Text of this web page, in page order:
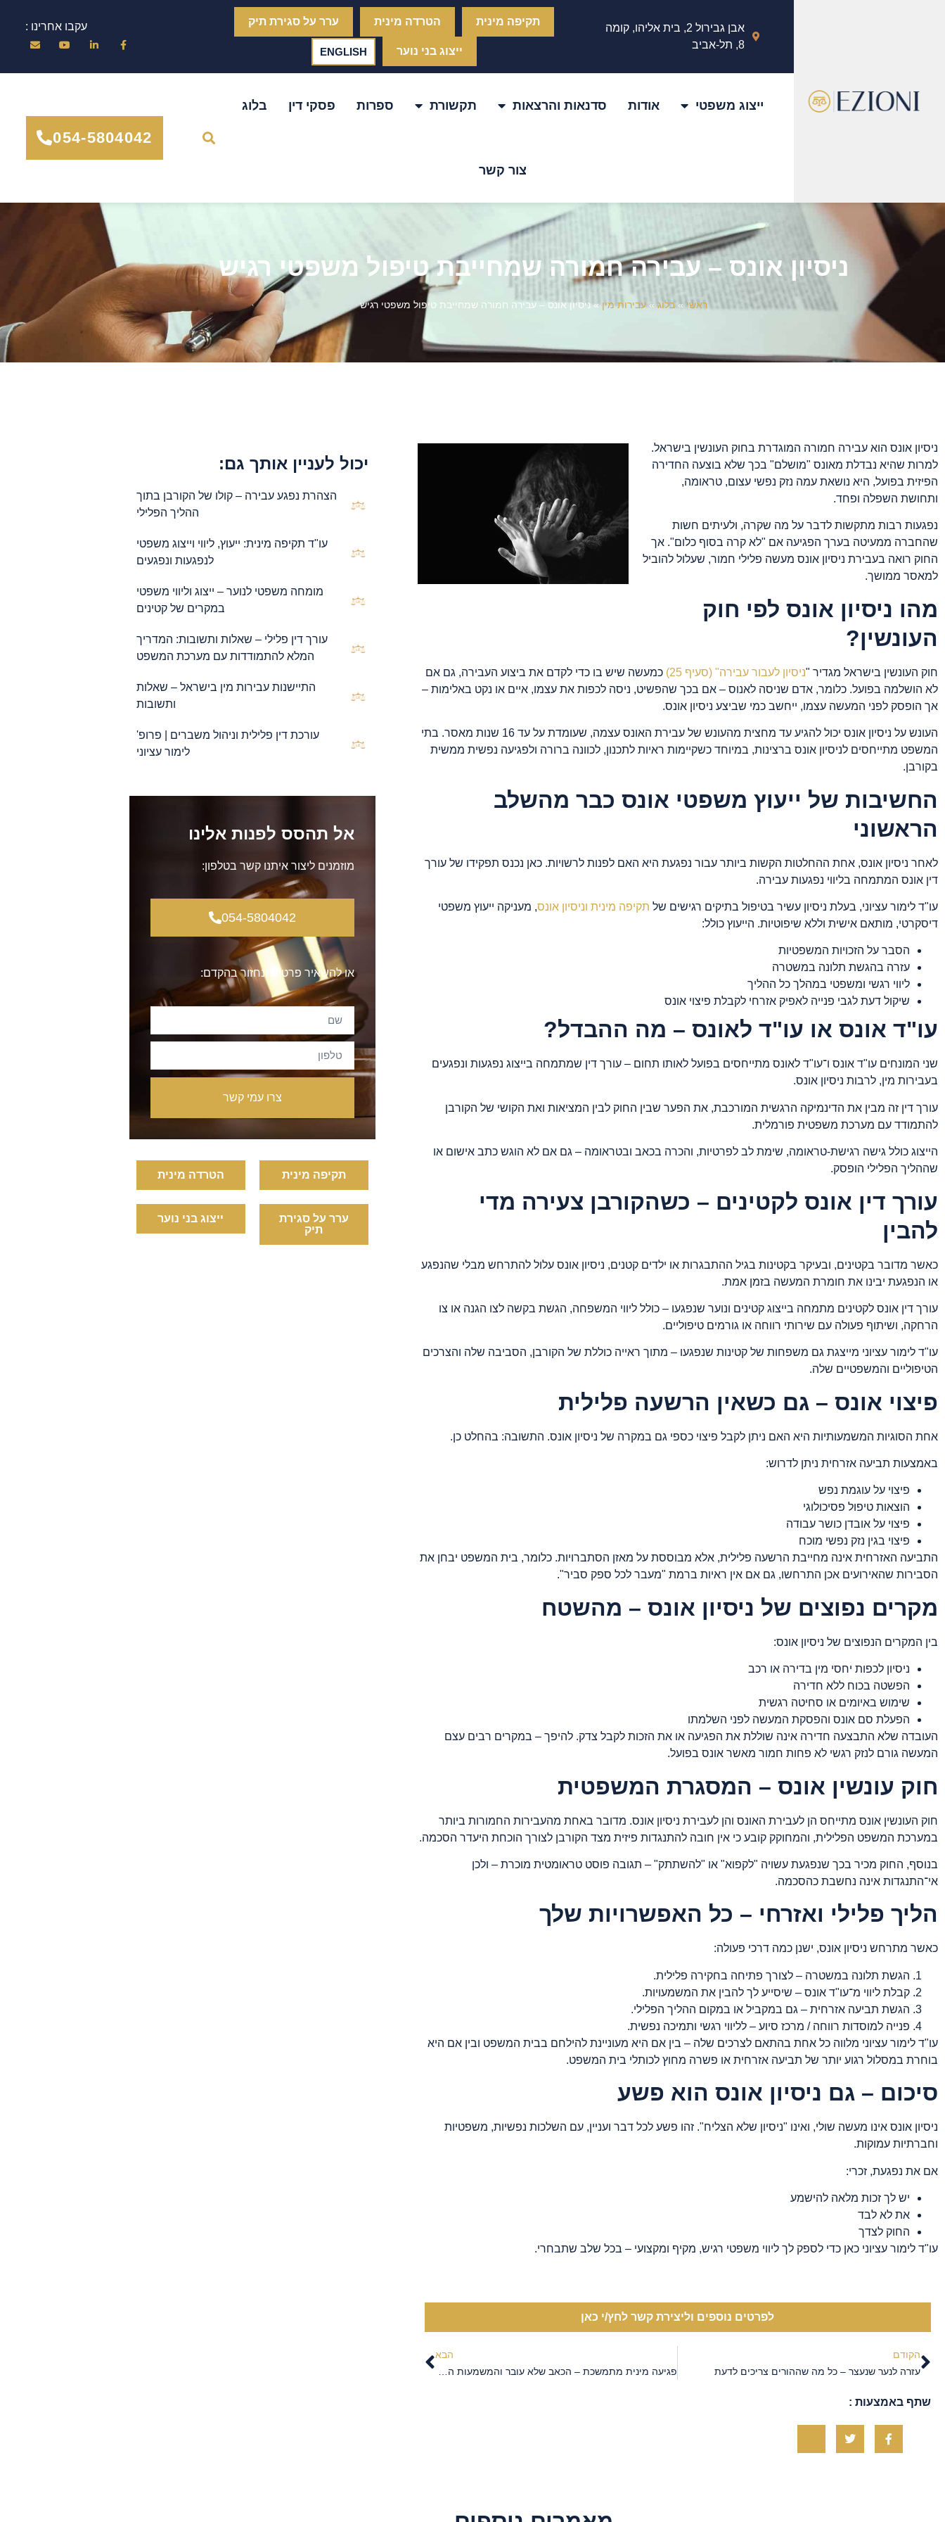
אבן גבירול 2, בית אליהו, קומה
8, תל-אביב
תקיפה מינית הטרדה מינית ערר על סגירת תיק
ייצוג בני נוער ENGLISH
עקבו אחרינו :
ייצוג משפטי אודות סדנאות והרצאות תקשורת ספרות פסקי דין בלוג
צור קשר
054-5804042
ניסיון אונס – עבירה חמורה שמחייבת טיפול משפטי רגיש
ראשי» בלוג » עבירות מין »ניסיון אונס – עבירה חמורה שמחייבת טיפול משפטי רגיש
ניסיון אונס הוא עבירה חמורה המוגדרת בחוק העונשין בישראל.
למרות שהיא נבדלת מאונס "מושלם" בכך שלא בוצעה החדירה
הפיזית בפועל, היא נושאת עמה נזק נפשי עצום, טראומה,
ותחושת השפלה ופחד.
נפגעות רבות מתקשות לדבר על מה שקרה, ולעיתים חשות
שהחברה ממעיטה בערך הפגיעה אם "לא קרה בסוף כלום". אך
החוק רואה בעבירת ניסיון אונס מעשה פלילי חמור, שעלול להוביל
למאסר ממושך.
מהו ניסיון אונס לפי חוק
העונשין?
חוק העונשין בישראל מגדיר "ניסיון לעבור עבירה" (סעיף 25)
כמעשה שיש בו כדי לקדם את ביצוע העבירה, גם אם
לא הושלמה בפועל. כלומר, אדם שניסה לאנוס – אם בכך שהפשיט, ניסה לכפות את עצמו, איים או נקט באלימות –
אך הופסק לפני המעשה עצמו, ייחשב כמי שביצע ניסיון אונס.
העונש על ניסיון אונס יכול להגיע עד מחצית מהעונש של עבירת האונס עצמה, שעומדת על עד 16 שנות מאסר. בתי
המשפט מתייחסים לניסיון אונס ברצינות, במיוחד כשקיימות ראיות לתכנון, לכוונה ברורה ולפגיעה נפשית ממשית
בקורבן.
החשיבות של ייעוץ משפטי אונס כבר מהשלב
הראשוני
לאחר ניסיון אונס, אחת ההחלטות הקשות ביותר עבור נפגעת היא האם לפנות לרשויות. כאן נכנס תפקידו של עורך
דין אונס המתמחה בליווי נפגעות עבירה.
עו"ד לימור עציוני, בעלת ניסיון עשיר בטיפול בתיקים רגישים של תקיפה מינית וניסיון אונס, מעניקה ייעוץ משפטי
דיסקרטי, מותאם אישית וללא שיפוטיות. הייעוץ כולל:
הסבר על הזכויות המשפטיות
עזרה בהגשת תלונה במשטרה
ליווי רגשי ומשפטי במהלך כל ההליך
שיקול דעת לגבי פנייה לאפיק אזרחי לקבלת פיצוי אונס
עו"ד אונס או עו"ד לאונס – מה ההבדל?
שני המונחים עו"ד אונס ו־עו"ד לאונס מתייחסים בפועל לאותו תחום – עורך דין שמתמחה בייצוג נפגעות ונפגעים
בעבירות מין, לרבות ניסיון אונס.
עורך דין זה מבין את הדינמיקה הרגשית המורכבת, את הפער שבין החוק לבין המציאות ואת הקושי של הקורבן
להתמודד עם מערכת משפטית פורמלית.
הייצוג כולל גישה רגישת-טראומה, שימת לב לפרטיות, והכרה בכאב ובטראומה – גם אם לא הוגש כתב אישום או
שההליך הפלילי הופסק.
עורך דין אונס לקטינים – כשהקורבן צעירה מדי
להבין
כאשר מדובר בקטינים, ובעיקר בקטינות בגיל ההתבגרות או ילדים קטנים, ניסיון אונס עלול להתרחש מבלי שהנפגע
או הנפגעת יבינו את חומרת המעשה בזמן אמת.
עורך דין אונס לקטינים מתמחה בייצוג קטינים ונוער שנפגעו – כולל ליווי המשפחה, הגשת בקשה לצו הגנה או צו
הרחקה, ושיתוף פעולה עם שירותי רווחה או גורמים טיפוליים.
עו"ד לימור עציוני מייצגת גם משפחות של קטינות שנפגעו – מתוך ראייה כוללת של הקורבן, הסביבה שלה והצרכים
הטיפוליים והמשפטיים שלה.
פיצוי אונס – גם כשאין הרשעה פלילית
אחת הסוגיות המשמעותיות היא האם ניתן לקבל פיצוי כספי גם במקרה של ניסיון אונס. התשובה: בהחלט כן.
באמצעות תביעה אזרחית ניתן לדרוש:
פיצוי על עוגמת נפש
הוצאות טיפול פסיכולוגי
פיצוי על אובדן כושר עבודה
פיצוי בגין נזק נפשי מוכח
התביעה האזרחית אינה מחייבת הרשעה פלילית, אלא מבוססת על מאזן הסתברויות. כלומר, בית המשפט יבחן את
הסבירות שהאירועים אכן התרחשו, גם אם אין ראיות ברמת "מעבר לכל ספק סביר".
מקרים נפוצים של ניסיון אונס – מהשטח
בין המקרים הנפוצים של ניסיון אונס:
ניסיון לכפות יחסי מין בדירה או רכב
הפשטה בכוח ללא חדירה
שימוש באיומים או סחיטה רגשית
הפעלת סם אונס והפסקת המעשה לפני השלמתו
העובדה שלא התבצעה חדירה אינה שוללת את הפגיעה או את הזכות לקבל צדק. להיפך – במקרים רבים עצם
המעשה גורם לנזק רגשי לא פחות חמור מאשר אונס בפועל.
חוק עונשין אונס – המסגרת המשפטית
חוק העונשין אונס מתייחס הן לעבירת האונס והן לעבירת ניסיון אונס. מדובר באחת מהעבירות החמורות ביותר
במערכת המשפט הפלילית, והמחוקק קובע כי אין חובה להתנגדות פיזית מצד הקורבן לצורך הוכחת היעדר הסכמה.
בנוסף, החוק מכיר בכך שנפגעת עשויה "לקפוא" או "להשתתק" – תגובה פוסט טראומטית מוכרת – ולכן
אי־התנגדות אינה נחשבת כהסכמה.
הליך פלילי ואזרחי – כל האפשרויות שלך
כאשר מתרחש ניסיון אונס, ישנן כמה דרכי פעולה:
הגשת תלונה במשטרה – לצורך פתיחה בחקירה פלילית.
קבלת ליווי מ־עו"ד אונס – שיסייע לך להבין את המשמעויות.
הגשת תביעה אזרחית – גם במקביל או במקום ההליך הפלילי.
פנייה למוסדות רווחה / מרכז סיוע – לליווי רגשי ותמיכה נפשית.
עו"ד לימור עציוני מלווה כל אחת בהתאם לצרכים שלה – בין אם היא מעוניינת להילחם בבית המשפט ובין אם היא
בוחרת במסלול רגוע יותר של תביעה אזרחית או פשרה מחוץ לכותלי בית המשפט.
סיכום – גם ניסיון אונס הוא פשע
ניסיון אונס אינו מעשה שולי, ואינו "ניסיון שלא הצליח". זהו פשע לכל דבר ועניין, עם השלכות נפשיות, משפטיות
וחברתיות עמוקות.
אם את נפגעת, זכרי:
יש לך זכות מלאה להישמע
את לא לבד
החוק לצדך
עו"ד לימור עציוני כאן כדי לספק לך ליווי משפטי רגיש, מקיף ומקצועי – בכל שלב שתבחרי.
לפרטים נוספים וליצירת קשר לחץ/י כאן
הקודם
עזרה לנער שנעצר – כל מה שההורים צריכים לדעת
הבא
פגיעה מינית מתמשכת – הכאב שלא עובר והמשמעות המשפטית
שתף באמצעות :
יכול לעניין אותך גם:
הצהרת נפגע עבירה – קולו של הקורבן בתוך
ההליך הפלילי
עו"ד תקיפה מינית: ייעוץ, ליווי וייצוג משפטי
לנפגעות ונפגעים
מומחה משפטי לנוער – ייצוג וליווי משפטי
במקרים של קטינים
עורך דין פלילי – שאלות ותשובות: המדריך
המלא להתמודדות עם מערכת המשפט
התיישנות עבירות מין בישראל – שאלות
ותשובות
עורכת דין פלילית וניהול משברים | פרופ'
לימור עציוני
אל תהסס לפנות אלינו
מוזמנים ליצור איתנו קשר בטלפון:
054-5804042
או להשאיר פרטים ונחזור בהקדם:
צרו עמי קשר
תקיפה מינית
ערר על סגירת
תיק
הטרדה מינית
ייצוג בני נוער